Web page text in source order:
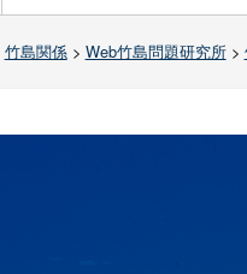
竹島関係> Web竹島問題研究所>